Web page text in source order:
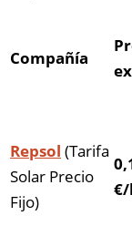
Compañía
Repsol (Tarifa
Solar Precio
Fijo)
€/